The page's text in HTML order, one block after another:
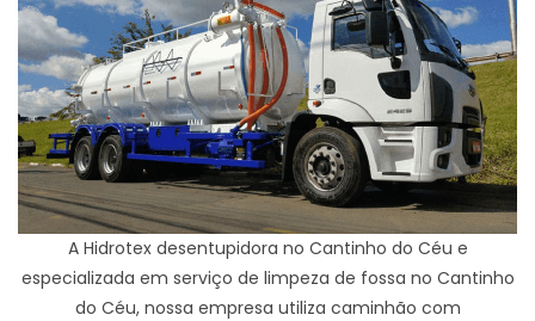
A Hidrotex desentupidora no Cantinho do Céu e
especializada em serviço de limpeza de fossa no Cantinho
do Céu, nossa empresa utiliza caminhão com